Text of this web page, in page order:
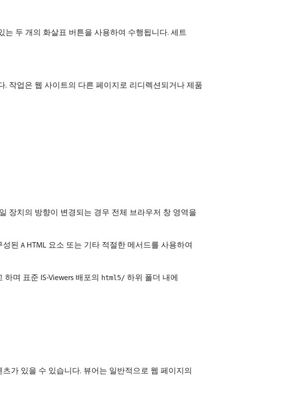
두 개의 화살표 버튼을 사용하여 수행됩니다. 세트
작업은 웹 사이트의 다른 페이지로 리디렉션되거나 제품
장치의 방향이 변경되는 경우 전체 브라우저 창 영역을
성된 A HTML 요소 또는 기타 적절한 메서드를 사용하여
하며 표준 IS-Viewers 배포의 html5/ 하위 폴더 내에
가 있을 수 있습니다. 뷰어는 일반적으로 웹 페이지의